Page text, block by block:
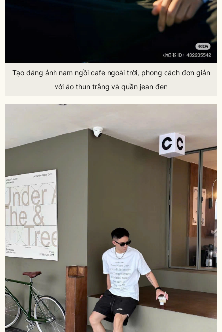
Tạo dáng ảnh nam ngồi cafe ngoài trời, phong cách đơn giản
với áo thun trắng và quần jean đen